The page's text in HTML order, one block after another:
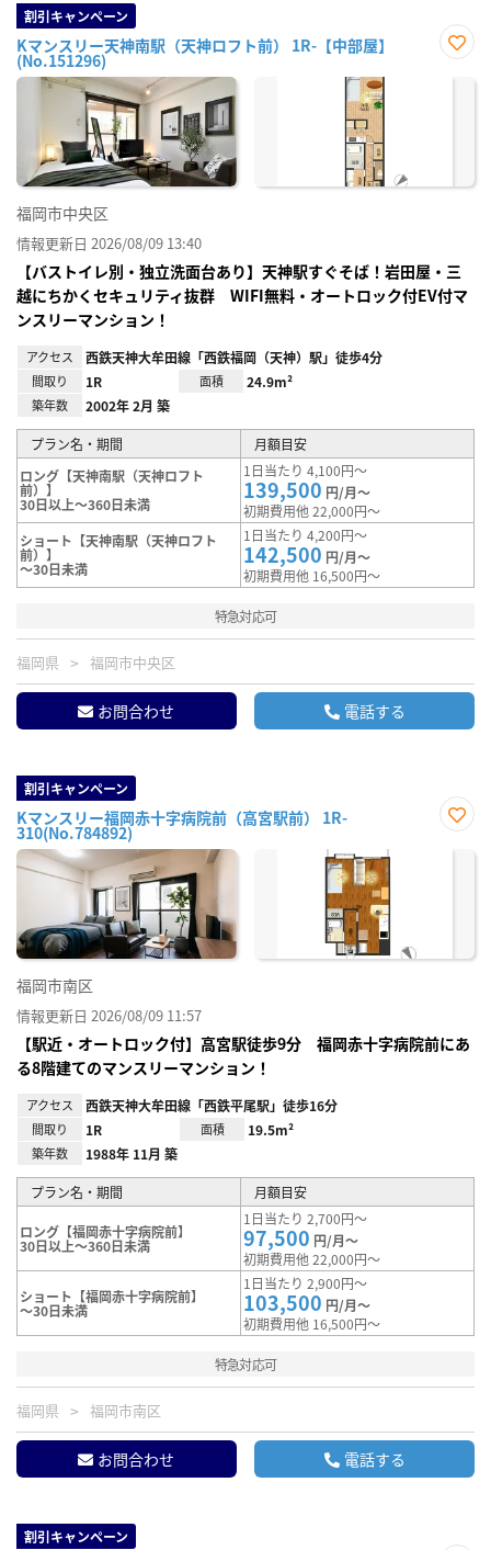
割引キャンペーン
Kマンスリー天神南駅（天神ロフト前） 1R-【中部屋】
(No.151296)
に入
福岡市中央区
情報更新日 2026/08/09 13:40
【バストイレ別・独立洗面台あり】天神駅すぐそば！岩田屋・三
越にちかくセキュリティ抜群 WIFI無料・オートロック付EV付マ
ンスリーマンション！
アクセス 西鉄天神大牟田線「西鉄福岡（天神）駅」徒歩4分
間取り 1R 面積 24.9m²
築年数 2002年 2月 築
プラン名・期間
月額目安
ロング【天神南駅（天神ロフト
前）】
30日以上～360日未満
1日当たり 4,100円～
139,500 円/月～
初期費用他 22,000円～
ショート【天神南駅（天神ロフト
前）】
～30日未満
1日当たり 4,200円～
142,500 円/月～
初期費用他 16,500円～
特急対応可
福岡県 福岡市中央区
お問合わせ 電話する
割引キャンペーン
Kマンスリー福岡赤十字病院前（高宮駅前） 1R-
310(No.784892)
に入
福岡市南区
情報更新日 2026/08/09 11:57
【駅近・オートロック付】高宮駅徒歩9分 福岡赤十字病院前にあ
る8階建てのマンスリーマンション！
アクセス 西鉄天神大牟田線「西鉄平尾駅」徒歩16分
間取り 1R 面積 19.5m²
築年数 1988年 11月 築
プラン名・期間 月額目安
ロング【福岡赤十字病院前】
30日以上～360日未満
1日当たり 2,700円～
97,500 円/月～
初期費用他 22,000円～
ショート【福岡赤十字病院前】
～30日未満
1日当たり 2,900円～
103,500 円/月～
初期費用他 16,500円～
特急対応可
福岡県 福岡市南区
お問合わせ 電話する
割引キャンペーン